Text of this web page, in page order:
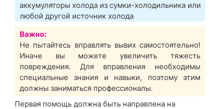
аккумуляторы холода из сумки-холодильника или
любой другой источник холода
Важно:
Не пытайтесь вправлять вывих самостоятельно!
Иначе вы можете увеличить тяжесть
повреждения. Для вправления необходимы
специальные знания и навыки, поэтому этим
должны заниматься профессионалы.
Первая помощь должна быть направлена на